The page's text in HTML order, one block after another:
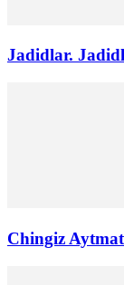
Jadidlar.
Chingiz